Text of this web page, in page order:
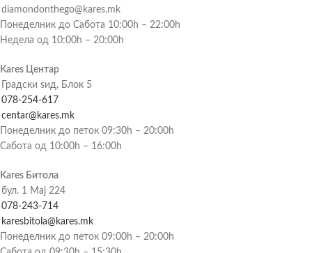
diamondonthego@kares.mk
Понеделник до Сабота 10:00h – 22:00h
Недела од 10:00h – 20:00h
Kares Центар
Градски ѕид, Блок 5
078-254-617
centar@kares.mk
Понеделник до петок 09:30h – 20:00h
Сабота од 10:00h – 16:00h
Kares Битола
бул. 1 Мај 224
078-243-714
karesbitola@kares.mk
Понеделник до петок 09:00h – 20:00h